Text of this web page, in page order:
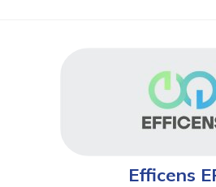
Efficens